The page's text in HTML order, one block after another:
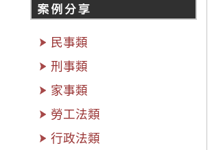
民事類
刑事類
家事類
勞工法類
行政法類